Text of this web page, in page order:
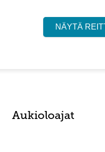
NÄYTÄ
Aukioloajat